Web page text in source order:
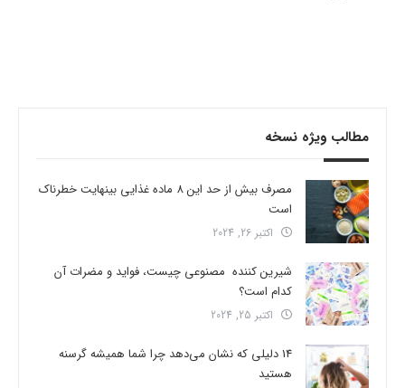
مطالب ویژه نسخه
مصرف بیش از حد این 8 ماده غذایی بینهایت خطرناک
است
اکتبر 26, 2024
شیرین کننده مصنوعی چیست، فواید و مضرات آن
کدام است؟
اکتبر 25, 2024
14 دلیلی که نشان می‌دهد چرا شما همیشه گرسنه
هستید